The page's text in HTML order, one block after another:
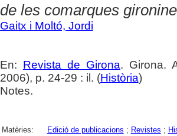
de les comarques
Gaitx i Moltó, Jordi
En: Revista de Girona. Girona.
2006), p. 24-29 : il. (Història)
Notes.
Matèries: Edició de publicacions ; Revistes ;